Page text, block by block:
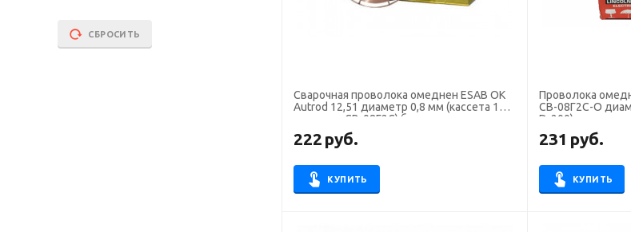
Сварочная проволока омеднен ESAB OK
Autrod 12,51 диаметр 0,8 мм (кассета 15
кг аналог СВ-08Г2С) без адаптера
222 руб.
КУПИТЬ
Проволока
СВ-08Г2С-О
D-200)
231 руб.
КУПИТЬ
СБРОСИТЬ